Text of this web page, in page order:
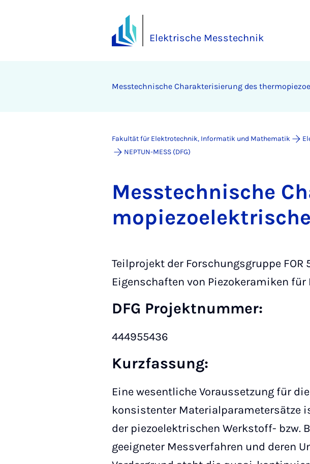
Elektrische Messtechnik
Mess­tech­ni­sche Cha­rak­te­ri­sie­rung des
Fakultät für Elektrotechnik, Informatik und Mathematik
NEPTUN-MESS (DFG)
Mess­tech­ni­sche
Teilprojekt der Forschungsgruppe
Eigenschaften von Piezokeramiken
DFG Projektnummer:
444955436
Kurzfassung:
Eine wesentliche Voraussetzung für
konsistenter Materialparametersätze
der piezoelektrischen Werkstoff- bzw.
geeigneter Messverfahren und deren